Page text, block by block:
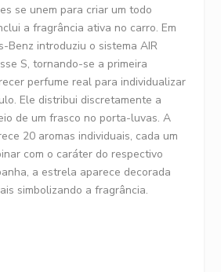
se unem para criar um todo
a fragrância ativa no carro. Em
Benz introduziu o sistema AIR
S, tornando-se a primeira
perfume real para individualizar
Ele distribui discretamente a
de um frasco no porta-luvas. A
20 aromas individuais, cada um
com o caráter do respectivo
a estrela aparece decorada
simbolizando a fragrância.